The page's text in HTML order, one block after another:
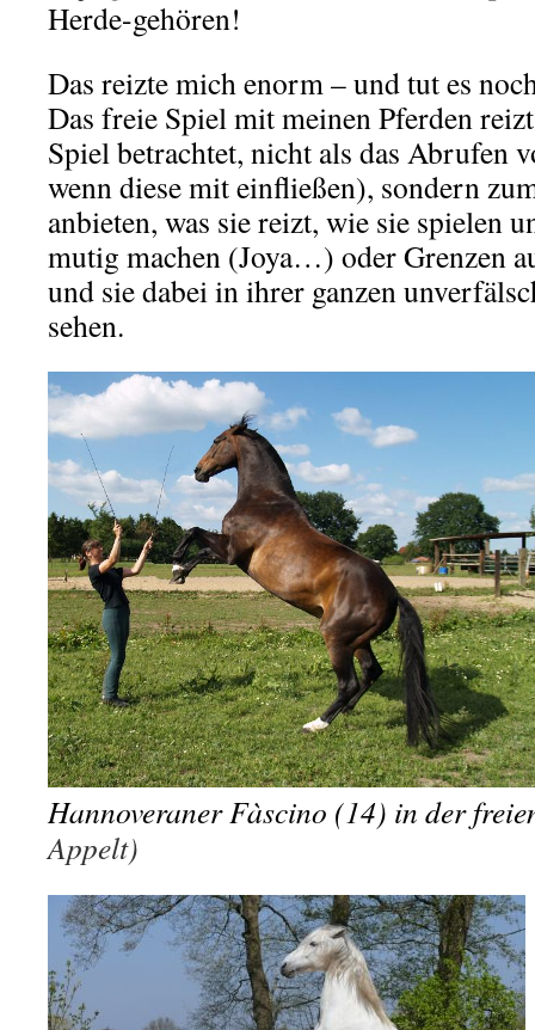
Herde-gehören!
Das reizte mich enorm – und tut es
Das freie Spiel mit meinen Pferden
Spiel betrachtet, nicht als das Abrufen
wenn diese mit einfließen), sondern
anbieten, was sie reizt, wie sie spielen
mutig machen (Joya…) oder Grenzen
und sie dabei in ihrer ganzen
sehen.
Hannoveraner Fàscino (14) in der
Appelt)